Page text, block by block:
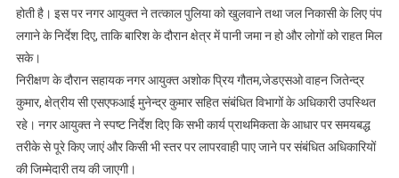
होती है। इस पर नगर आयुक्त ने तत्काल पुलिया को खुलवाने तथा जल निकासी के लिए पंप
लगाने के निर्देश दिए, ताकि बारिश के दौरान क्षेत्र में पानी जमा न हो और लोगों को राहत मिल
सके।
निरीक्षण के दौरान सहायक नगर आयुक्त अशोक प्रिय गौतम,जेडएसओ वाहन जितेन्द्र
कुमार, क्षेत्रीय सी एसएफआई मुनेन्द्र कुमार सहित संबंधित विभागों के अधिकारी उपस्थित
रहे। नगर आयुक्त ने स्पष्ट निर्देश दिए कि सभी कार्य प्राथमिकता के आधार पर समयबद्ध
तरीके से पूरे किए जाएं और किसी भी स्तर पर लापरवाही पाए जाने पर संबंधित अधिकारियों
की जिम्मेदारी तय की जाएगी।